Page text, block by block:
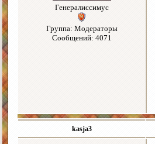
Генералиссимус
Группа: Модераторы
Сообщений: 4071
kasja3